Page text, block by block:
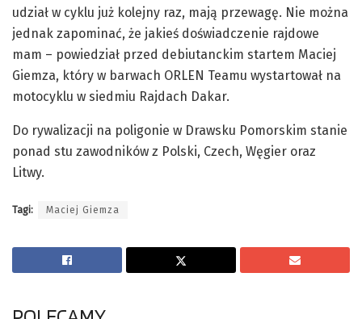
udział w cyklu już kolejny raz, mają przewagę. Nie można
jednak zapominać, że jakieś doświadczenie rajdowe
mam – powiedział przed debiutanckim startem Maciej
Giemza, który w barwach ORLEN Teamu wystartował na
motocyklu w siedmiu Rajdach Dakar.
Do rywalizacji na poligonie w Drawsku Pomorskim stanie
ponad stu zawodników z Polski, Czech, Węgier oraz
Litwy.
Tagi: Maciej Giemza